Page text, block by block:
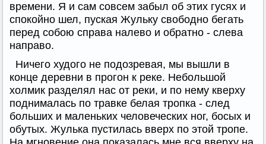
времени. Я и сам совсем забыл об этих гусях и
спокойно шел, пуская Жульку свободно бегать
перед собою справа налево и обратно - слева
направо.
Ничего худого не подозревая, мы вышли в
конце деревни в прогон к реке. Небольшой
холмик разделял нас от реки, и по нему кверху
поднималась по травке белая тропка - след
больших и маленьких человеческих ног, босых и
обутых. Жулька пустилась вверх по этой тропе.